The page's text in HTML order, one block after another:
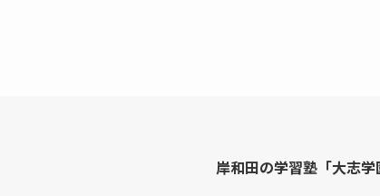
岸和田の学習塾「大志学